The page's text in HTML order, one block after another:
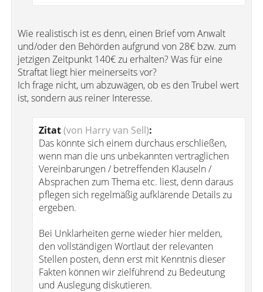
Wie realistisch ist es denn, einen Brief vom Anwalt
und/oder den Behörden aufgrund von 28€ bzw. zum
jetzigen Zeitpunkt 140€ zu erhalten? Was für eine
Straftat liegt hier meinerseits vor?
Ich frage nicht, um abzuwägen, ob es den Trubel wert
ist, sondern aus reiner Interesse.
Zitat(von Harry van Sell):
Das könnte sich einem durchaus erschließen,
wenn man die uns unbekannten vertraglichen
Vereinbarungen / betreffenden Klauseln /
Absprachen zum Thema etc. liest, denn daraus
pflegen sich regelmäßig aufklärende Details zu
ergeben.
Bei Unklarheiten gerne wieder hier melden,
den vollständigen Wortlaut der relevanten
Stellen posten, denn erst mit Kenntnis dieser
Fakten können wir zielführend zu Bedeutung
und Auslegung diskutieren.